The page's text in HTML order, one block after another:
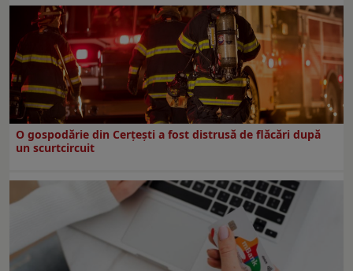
O gospodărie din Cerțești a fost distrusă de flăcări după
un scurtcircuit